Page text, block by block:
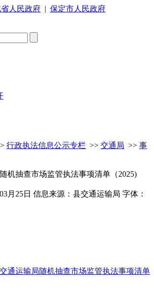
人民政府 | 保定市人民政府
行政执法信息公示专栏 >> 交通局 >> 事
机抽查市场监管执法事项清单（2025)
月25日 信息来源：县交通运输局 字体：
通运输局随机抽查市场监管执法事项清单